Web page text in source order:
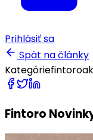
Prihlásiť sa
Spät na články
Kategóriefintoro
Fintoro